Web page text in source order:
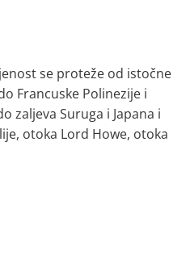
se proteže od istočne
Francuske Polinezije i
zaljeva Suruga i Japana i
otoka Lord Howe, otoka